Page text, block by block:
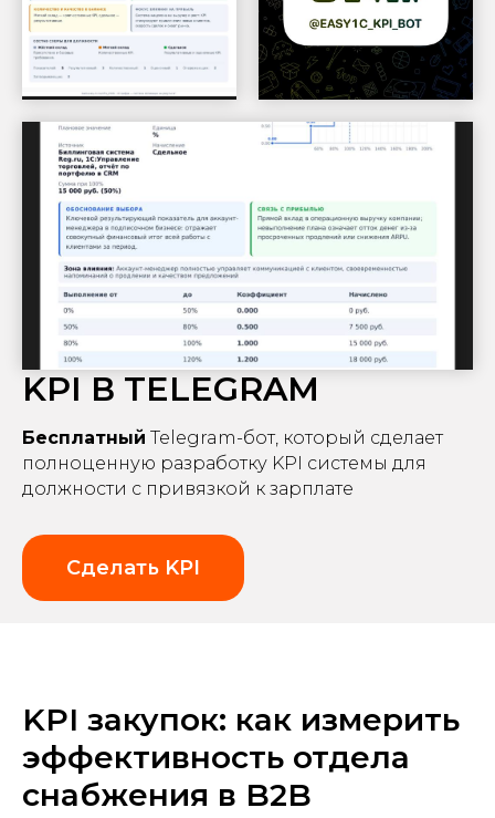
KPI В TELEGRAM
Бесплатный Telegram-бот, который сделает
полноценную разработку KPI системы для
должности с привязкой к зарплате
Сделать KPI
KPI закупок: как измерить
эффективность отдела
снабжения в B2B